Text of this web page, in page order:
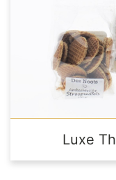
Luxe